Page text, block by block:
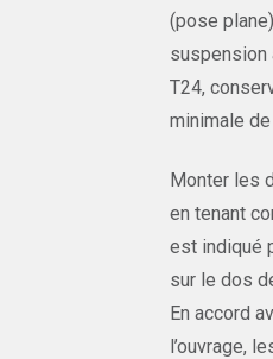
(pose
suspension
T24,
minimale
Monter les
en tenant
est indiqué
sur le dos
En accord
l’ouvrage,